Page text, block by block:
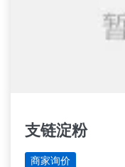
支链淀粉
商家询价